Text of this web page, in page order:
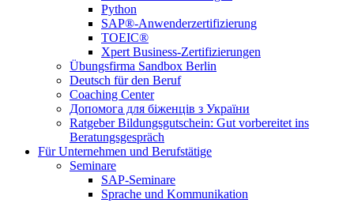
Python
SAP®-Anwenderzertifizierung
TOEIC®
Xpert Business-Zertifizierungen
Übungsfirma Sandbox Berlin
Deutsch für den Beruf
Coaching Center
Допомога для біженців з України
Ratgeber Bildungsgutschein: Gut vorbereitet ins
Beratungsgespräch
Für Unternehmen und Berufstätige
Seminare
SAP-Seminare
Sprache und Kommunikation